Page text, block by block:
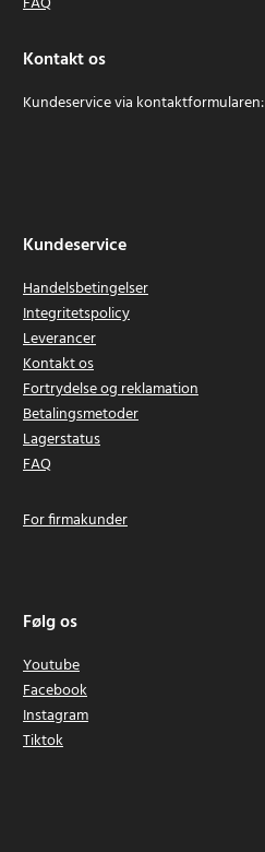
Kontakt os
Kundeservice via kontaktformularen:
Kundeservice
Handelsbetingelser
Integritetspolicy
Leverancer
Kontakt os
Fortrydelse og reklamation
Betalingsmetoder
Lagerstatus
FAQ
For firmakunder
Følg os
Youtube
Facebook
Instagram
Tiktok